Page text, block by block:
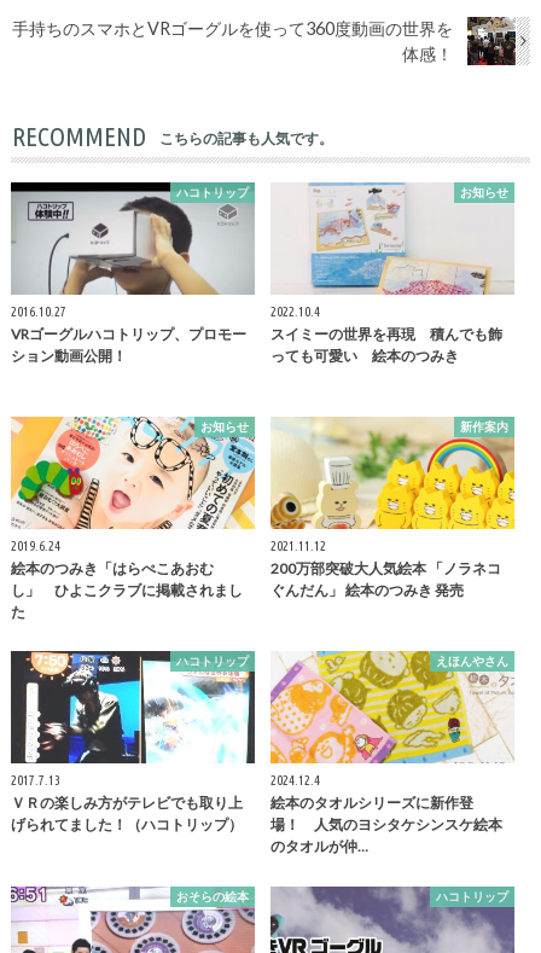
手持ちのスマホとVRゴーグルを使って360度動画の世界を
体感！
RECOMMEND こちらの記事も人気です。
ハコトリップ
2016.10.27
VRゴーグルハコトリップ、プロモー
ション動画公開！
お知らせ
2022.10.4
スイミーの世界を再現 積んでも飾
っても可愛い 絵本のつみき
お知らせ
2019.6.24
絵本のつみき「はらぺこあおむ
し」 ひよこクラブに掲載されまし
た
新作案内
2021.11.12
200万部突破大人気絵本 「ノラネコ
ぐんだん」 絵本のつみき 発売
ハコトリップ
2017.7.13
ＶＲの楽しみ方がテレビでも取り上
げられてました！（ハコトリップ）
えほんやさん
2024.12.4
絵本のタオルシリーズに新作登
場！ 人気のヨシタケシンスケ絵本
のタオルが仲…
おそらの絵本 ハコトリップ